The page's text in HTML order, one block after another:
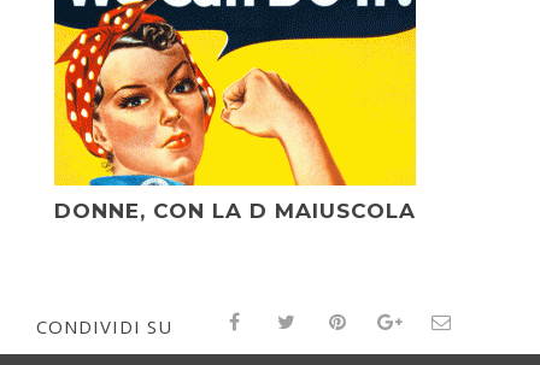
DONNE, CON LA D MAIUSCOLA
CONDIVIDI SU